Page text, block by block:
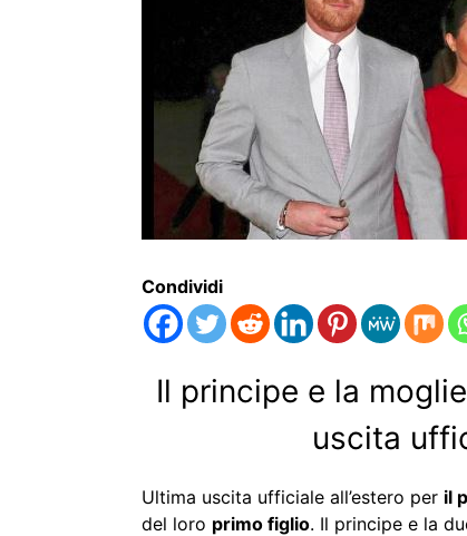
Condividi
Il principe e la
uscita
Ultima uscita ufficiale all’estero per il
del loro primo figlio. Il principe e la